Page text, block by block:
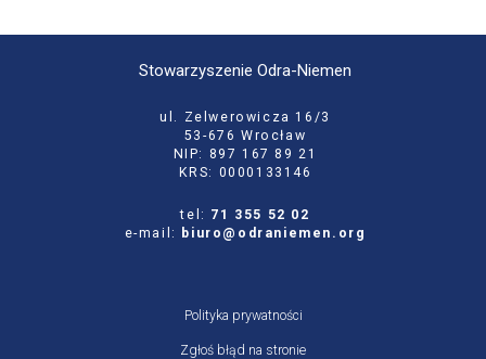
Stowarzyszenie Odra-Niemen
ul. Zelwerowicza 16/3
53-676 Wrocław
NIP: 897 167 89 21
KRS: 0000133146
tel: 71 355 52 02
e-mail:
biuro@odraniemen.org
Polityka prywatności
Zgłoś błąd na stronie